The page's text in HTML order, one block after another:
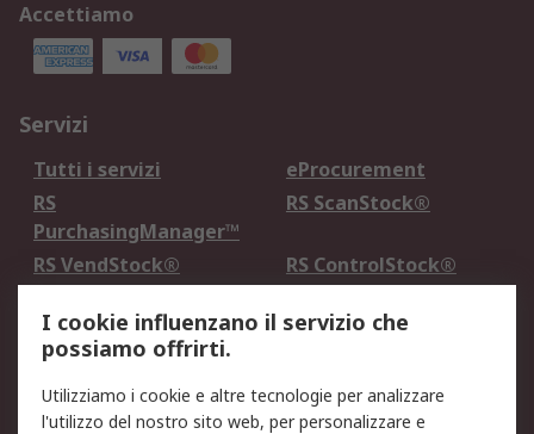
Accettiamo
Servizi
Tutti i servizi
eProcurement
RS
PurchasingManager™
RS ScanStock®
RS VendStock®
RS ControlStock®
Legale
Informativa Cookie
Informativa Privacy -
I cookie influenzano il servizio che
possiamo offrirti.
Utilizziamo i cookie e altre tecnologie per analizzare
l'utilizzo del nostro sito web, per personalizzare e